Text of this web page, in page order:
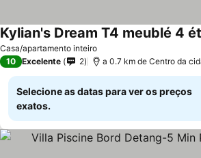
Casa/apartamento inteiro
10 Excelente 2 a 0.7 km de Centro da
Selecione as datas para ver os preços
exatos.